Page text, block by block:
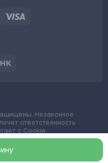
у
Незаконное
ответственность
с Cookie.